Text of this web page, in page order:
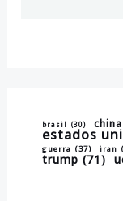
brasil (30) china
estados
guerra (37) iran
trump (71)